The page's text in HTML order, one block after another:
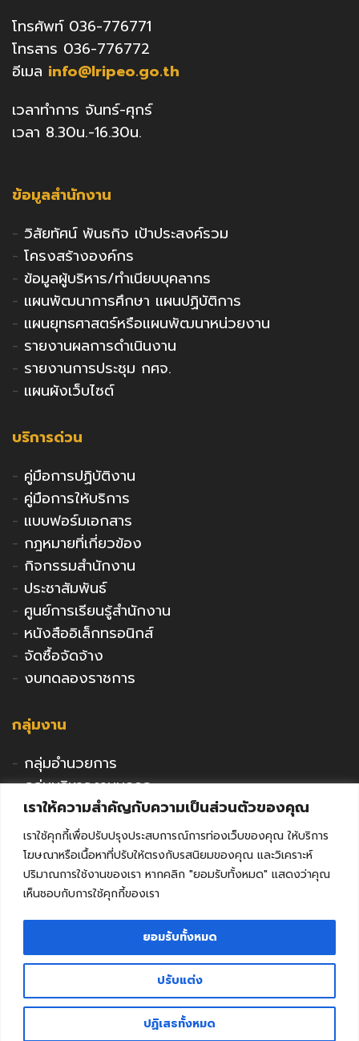
เราให้ความสำคัญกับความเป็นส่วนตัวของคุณ
เราใช้คุกกี้เพื่อปรับปรุงประสบการณ์การท่องเว็บของคุณ ให้บริการ
โฆษณาหรือเนื้อหาที่ปรับให้ตรงกับรสนิยมของคุณ และวิเคราะห์
ปริมาณการใช้งานของเรา หากคลิก "ยอมรับทั้งหมด" แสดงว่าคุณ
เห็นชอบกับการใช้คุกกี้ของเรา
ปรับแต่ง
ปฏิเสธทั้งหมด
ยอมรับทั้งหมด
โทรศัพท์ 036-776771
โทรสาร 036-776772
อีเมล info@lripeo.go.th
เวลาทำการ จันทร์-ศุกร์
เวลา 8.30น.-16.30น.
ข้อมูลสำนักงาน
- วิสัยทัศน์ พันธกิจ เป้าประสงค์รวม
- โครงสร้างองค์กร
- ข้อมูลผู้บริหาร/ทำเนียบบุคลากร
- แผนพัฒนาการศึกษา แผนปฏิบัติการ
- แผนยุทธศาสตร์หรือแผนพัฒนาหน่วยงาน
- รายงานผลการดำเนินงาน
- รายงานการประชุม กศจ.
- แผนผังเว็บไซต์
บริการด่วน
- คู่มือการปฏิบัติงาน
- คู่มือการให้บริการ
- แบบฟอร์มเอกสาร
- กฎหมายที่เกี่ยวข้อง
- กิจกรรมสำนักงาน
- ประชาสัมพันธ์
- ศูนย์การเรียนรู้สำนักงาน
- หนังสืออิเล็กทรอนิกส์
- จัดซื้อจัดจ้าง
- งบทดลองราชการ
กลุ่มงาน
- กลุ่มอำนวยการ
-กลุ่มบริหารงานบุคคล
กลุ่มนโยบายและแผน
-กลุ่มนิเทศติดตามและประเมินผล
-กลุ่มพัฒนาการศึกษา
-กลุ่มส่งเสริมการศึกษาเอกชน
-กลุ่มกิจการลูกเสือฯ
-หน่วยตรวจสอบภายใน
คุรุสภาจังหวัดลพบุรี
Facebook Youtube
ติดต่อ สำนักงานศึกษาธิการจังหวัดลพบุรี